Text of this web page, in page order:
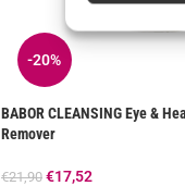
Zorg
fouten
-20%
BABOR CLEANSING Eye &
Remover
€21,90 €17,52